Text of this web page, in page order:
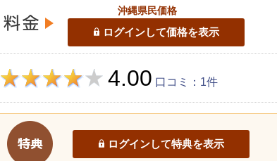
沖縄県民価格
ログインして価格を表示
4.00 口コミ：1件
ログインして特典を表示